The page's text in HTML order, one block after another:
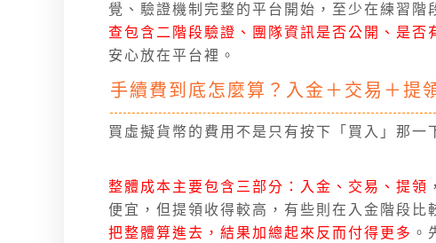
覺、驗證機制完整的平台開始，至少在練習階
查包含二階段驗證、團隊資訊是否公開、是否
安心放在平台裡。
手續費到底怎麼算？入金＋交易＋提
買虛擬貨幣的費用不是只有按下「買入」那一
整體成本主要包含三部分：入金、交易、提領
便宜，但提領收得較高，有些則在入金階段比
把整體算進去，結果加總起來反而付得更多 。